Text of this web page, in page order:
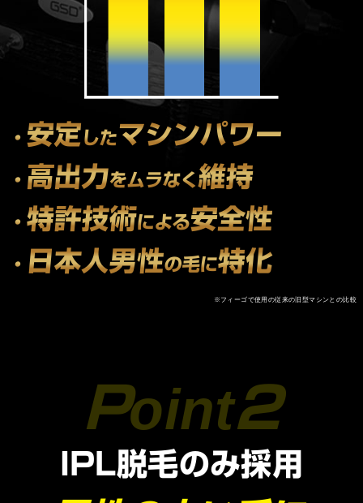
・ 安定したマシンパワー
・ 高出力をムラなく維持
・特許技術による安全性
・ 日本人男性の毛に特化
※フィーゴで使用の従来の旧型マシンとの比較
IPL脱毛のみ採用